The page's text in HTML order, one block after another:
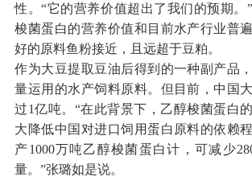
性。“它的营养价值超出了我们的预期。
梭菌蛋白的营养价值和目前水产行业普
好的原料鱼粉接近，且远超于豆粕。
作为大豆提取豆油后得到的一种副产品
量运用的水产饲料原料。但目前，中国
过1亿吨。“在此背景下，乙醇梭菌蛋白
大降低中国对进口饲用蛋白原料的依赖
产1000万吨乙醇梭菌蛋白计，可减少
量。”张璐如是说。